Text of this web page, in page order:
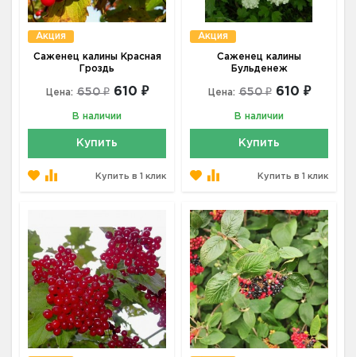
Акция
Саженец калины Красная
Гроздь
Цена: 650 ₽ 610 ₽
В наличии
Купить
Купить в 1 клик
Акция
Саженец калины
Бульденеж
Цена: 650 ₽ 610 ₽
В наличии
Купить
Купить в 1 клик